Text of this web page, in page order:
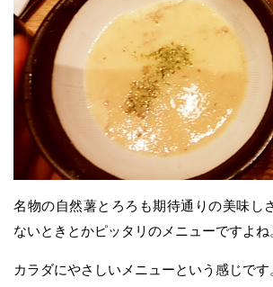
名物の自然薯とろろも期待通りの美味し
ないときとかピッタリのメニューですよね
カラダにやさしいメニューという感じです